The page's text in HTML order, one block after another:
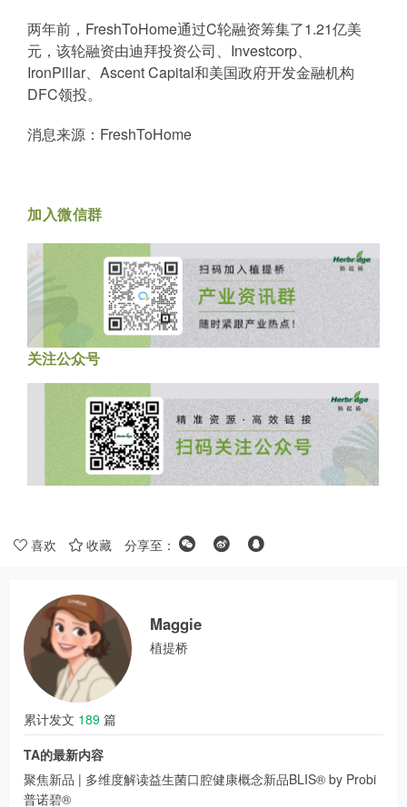
两年前，FreshToHome通过C轮融资筹集了1.21亿美
元，该轮融资由迪拜投资公司、Investcorp、
IronPillar、Ascent Capital和美国政府开发金融机构
DFC领投。
消息来源：FreshToHome
加入微信群
关注公众号
喜欢 收藏 分享至：
Maggie
植提桥
累计发文 189 篇
TA的最新内容
聚焦新品 | 多维度解读益生菌口腔健康概念新品BLIS® by Probi
普诺碧®